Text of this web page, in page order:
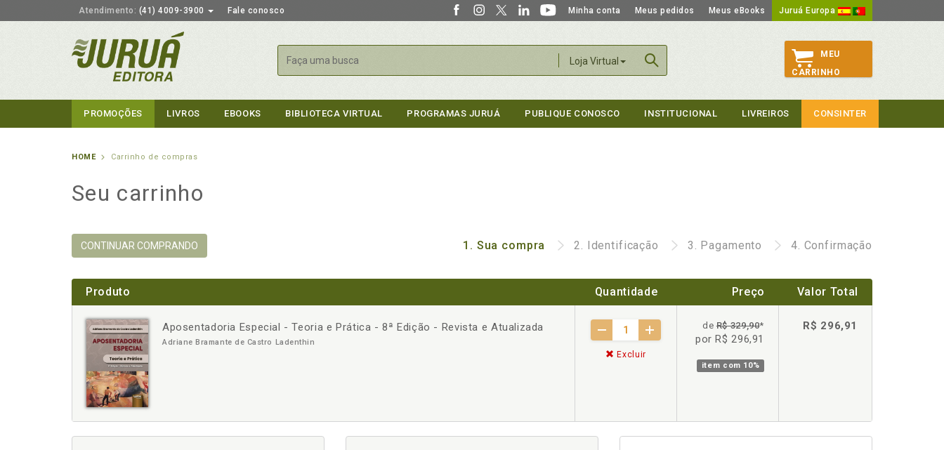
Atendimento: (41) 4009-3900 Fale conosco Minha conta Meus pedidos Meus eBooks Juruá Europa
Loja Virtual
Buscar
MEU
CARRINHO
PROMOÇÕES LIVROS EBOOKS BIBLIOTECA VIRTUAL PROGRAMAS JURUÁ PUBLIQUE CONOSCO INSTITUCIONAL LIVREIROS CONSINTER
HOME Carrinho de compras
Seu carrinho
CONTINUAR COMPRANDO 1. Sua compra 2. Identificação 3. Pagamento 4. Confirmação
Produto Quantidade Preço Valor Total
Aposentadoria Especial - Teoria e Prática - 8ª Edição - Revista e Atualizada
Adriane Bramante de Castro Ladenthin
- +
Excluir
deR$ 329,90*
por R$ 296,91
item com 10%
R$ 296,91